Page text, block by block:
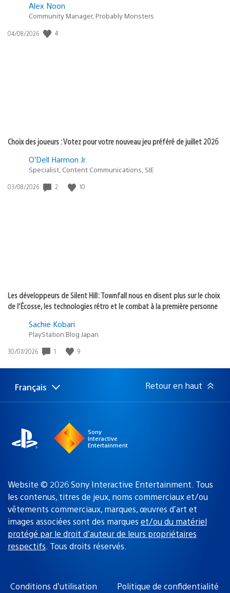
Alex Noon
Community Manager, Probably Monsters
Date
04/08/2026 4
Choix des joueurs : Votez pour votre nouveau jeu préféré de juillet 2026
O’Dell Harmon Jr.
Specialist, Content Communications, SIE
Date
03/08/2026 2 10
Les développeurs de Silent Hill: Townfall nous en disent plus sur le choix
de l’Écosse, les technologies rétro et le combat à la première personne
Sachie Kobari
PlayStation.Blog Japan
Date
publication
30/07/2026 1 9
Choisir
une
Région
actuelle
Français Retour en haut
Sony
Interactive
Entertainment
Website © 2026 Sony Interactive Entertainment. Tous
les contenus, titres de jeux, noms commerciaux et/ou
vêtements commerciaux, marques, œuvres d’art et
images associées sont des marques et/ou du matériel
protégé par le droit d’auteur de leurs propriétaires
respectifs. Tous droits réservés.
Conditions d’utilisation Politique de confidentialité